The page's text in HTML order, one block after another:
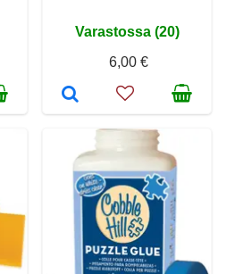
Varastossa (20)
6,00 €